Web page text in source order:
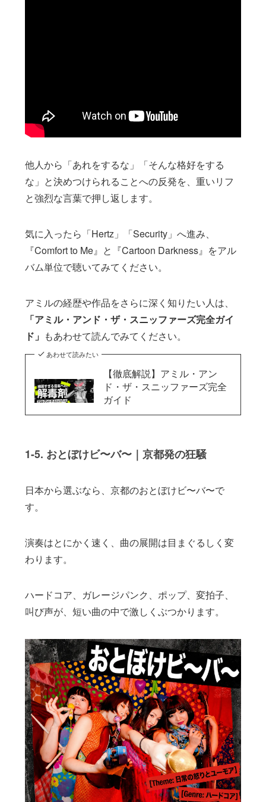
他人から「あれをするな」「そんな格好をする
な」と決めつけられることへの反発を、重いリフ
と強烈な言葉で押し返します。
気に入ったら「Hertz」「Security」へ進み、
『Comfort to Me』と『Cartoon Darkness』をアル
バム単位で聴いてみてください。
アミルの経歴や作品をさらに深く知りたい人は、
「アミル・アンド・ザ・スニッファーズ完全ガイ
ド」 もあわせて読んでみてください。
あわせて読みたい
【徹底解説】アミル・アン
ド・ザ・スニッファーズ完全
ガイド
1-5. おとぼけビ〜バ〜｜京都発の狂騒
日本から選ぶなら、京都のおとぼけビ〜バ〜で
す。
演奏はとにかく速く、曲の展開は目まぐるしく変
わります。
ハードコア、ガレージパンク、ポップ、変拍子、
叫び声が、短い曲の中で激しくぶつかります。